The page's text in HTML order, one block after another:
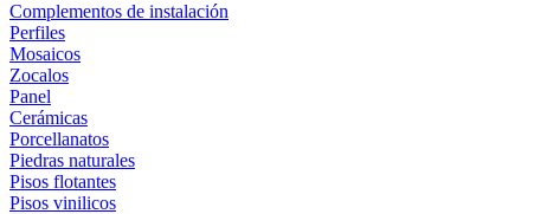
Complementos de instalación
Perfiles
Mosaicos
Zocalos
Panel
Cerámicas
Porcellanatos
Piedras naturales
Pisos flotantes
Pisos vinilicos